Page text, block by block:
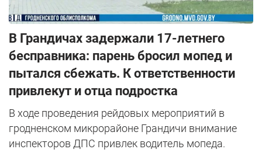
В Грандичах задержали 17-летнего
бесправника: парень бросил мопед и
пытался сбежать. К ответственности
привлекут и отца подростка
В ходе проведения рейдовых мероприятий в
гродненском микрорайоне Грандичи внимание
инспекторов ДПС привлек водитель мопеда.